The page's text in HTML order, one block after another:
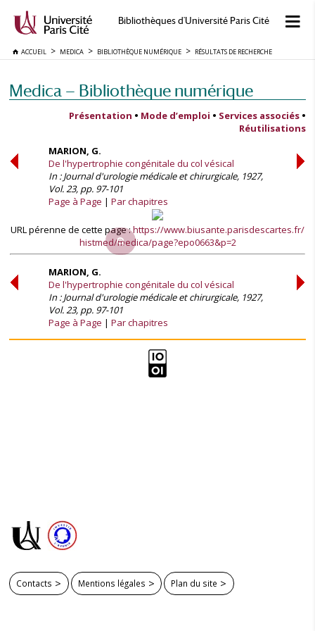
Bibliothèques d'Université Paris Cité
ACCUEIL MEDICA BIBLIOTHÈQUE NUMÉRIQUE RÉSULTATS DE RECHERCHE
Medica — Bibliothèque numérique
Présentation • Mode d’emploi • Services associés •
Réutilisations
MARION, G.
De l'hypertrophie congénitale du col vésical
In : Journal d'urologie médicale et chirurgicale, 1927,
Vol. 23, pp. 97-101
Page à Page
Par chapitres
URL pérenne de cette page :https://www.biusante.parisdescartes.fr/
histmed/medica/page?epo0663&p=2
MARION, G.
De l'hypertrophie congénitale du col vésical
In : Journal d'urologie médicale et chirurgicale, 1927,
Vol. 23, pp. 97-101
Page à Page
Par chapitres
Contacts Mentions légales Plan du site